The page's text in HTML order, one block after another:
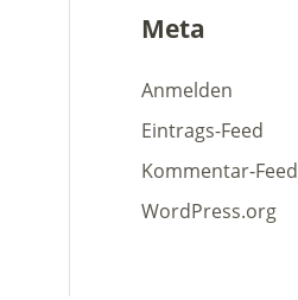
Meta
Anmelden
Eintrags-Feed
Kommentar-Feed
WordPress.org